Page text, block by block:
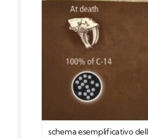
schema esemplificativo